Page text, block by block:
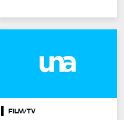
FILM/TV